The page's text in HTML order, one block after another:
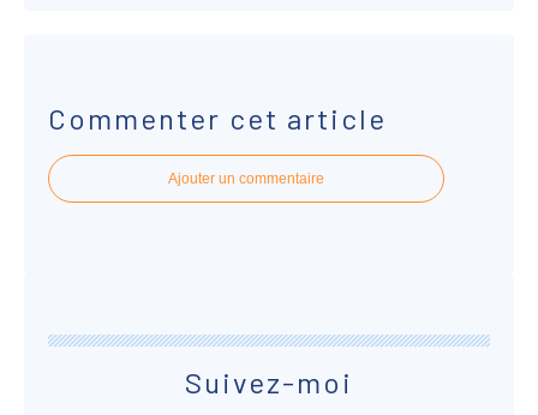
Commenter cet article
Ajouter un commentaire
Suivez-moi